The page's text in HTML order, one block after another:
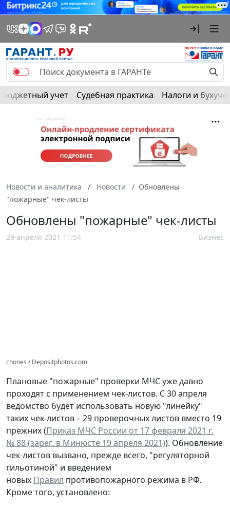
Бюджетный учет Судебная практика Налоги и
Новости и аналитика Новости
Обновлены
"пожарные" чек-листы
Обновлены "пожарные" чек-листы
29 апреля 2021 11:54 Бизнес
chones / Depositphotos.com
Плановые "пожарные" проверки МЧС уже давно
проходят с применением чек-листов. С 30 апреля
ведомство будет использовать новую "линейку"
таких чек-листов – 29 проверочных листов вместо 19
прежних (Приказ МЧС России от 17 февраля 2021 г.
№ 88 (зарег. в Минюсте 19 апреля 2021)). Обновление
чек-листов вызвано, прежде всего, "регуляторной
гильотиной" и введением
новых Правил противопожарного режима в РФ.
Кроме того, установлено: